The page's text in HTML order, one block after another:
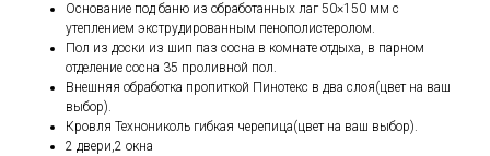
Основание под баню из обработанных лаг 50×150 мм с
утеплением экструдированным пенополистеролом.
Пол из доски из шип паз сосна в комнате отдыха, в парном
отделение сосна 35 проливной пол.
Внешняя обработка пропиткой Пинотекс в два слоя(цвет на ваш
выбор).
Кровля Технониколь гибкая черепица(цвет на ваш выбор).
2 двери,2 окна